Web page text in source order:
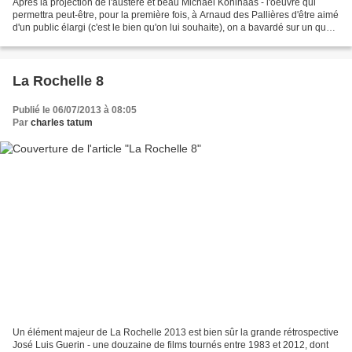
permettra peut-être, pour la première fois, à Arnaud des Pallières d'être aimé
d'un public élargi (c'est le bien qu'on lui souhaite), on a bavardé sur un quai
La Rochelle 8
Publié le 06/07/2013 à 08:05
Par charles tatum
Un élément majeur de La Rochelle 2013 est bien sûr la grande rétrospective
José Luis Guerin - une douzaine de films tournés entre 1983 et 2012, dont